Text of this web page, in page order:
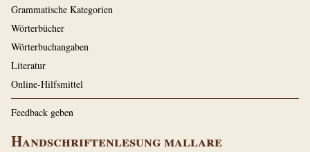
Grammatische Kategorien
Wörterbücher
Wörterbuchangaben
Literatur
Online-Hilfsmittel
Feedback geben
Handschriftenlesung mallare